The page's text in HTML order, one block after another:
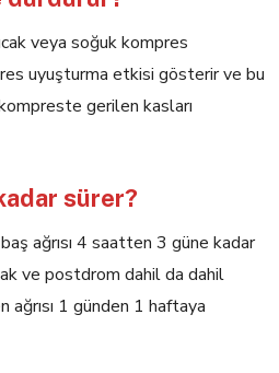
veya soğuk kompres
uyuşturma etkisi gösterir ve bu
gerilen kasları
sürer?
ağrısı 4 saatten 3 güne kadar
ve postdrom dahil da dahil
1 günden 1 haftaya